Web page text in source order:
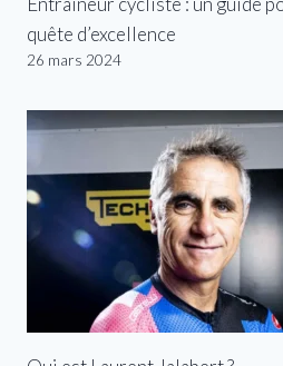
quête d’excellence
26 mars 2024